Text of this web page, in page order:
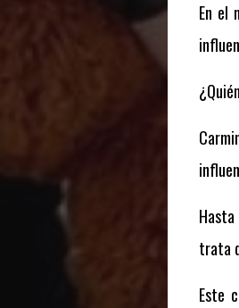
En el
trata
Este